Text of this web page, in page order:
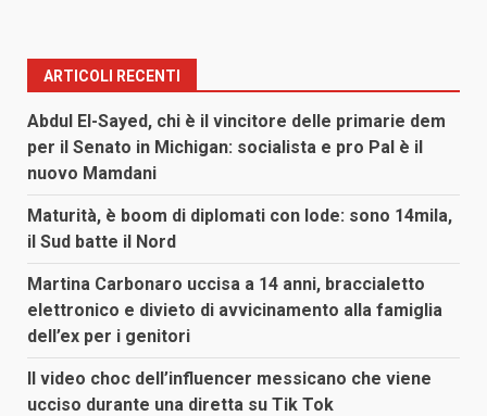
ARTICOLI RECENTI
Abdul El-Sayed, chi è il vincitore delle primarie dem
per il Senato in Michigan: socialista e pro Pal è il
nuovo Mamdani
Maturità, è boom di diplomati con lode: sono 14mila,
il Sud batte il Nord
Martina Carbonaro uccisa a 14 anni, braccialetto
elettronico e divieto di avvicinamento alla famiglia
dell’ex per i genitori
Il video choc dell’influencer messicano che viene
ucciso durante una diretta su Tik Tok